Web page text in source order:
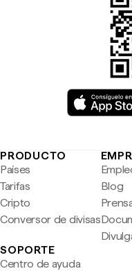
PRODUCTO
Países
Tarifas
Cripto
Conversor de divisas
Blog
SOPORTE
Centro de ayuda